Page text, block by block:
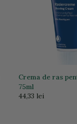
Crema de ras
75ml
44,33 lei